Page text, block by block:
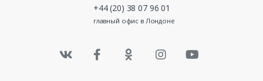
+44 (20) 38 07 96 01
главный офис в Лондоне